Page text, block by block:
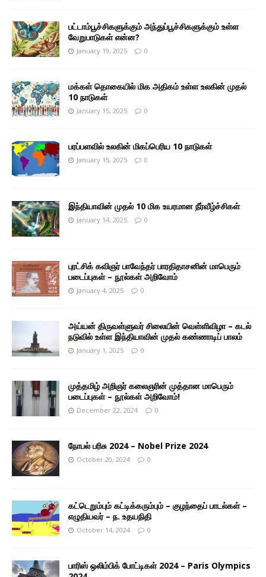
பட்டாம்பூச்சிகளுக்கும் அந்துப்பூச்சிகளுக்கும் உள்ள
வேறுபாடுகள் என்ன?
January 19, 2025 0
மக்கள் தொகையில் மிக அதிகம் உள்ள உலகின் முதல்
10 நாடுகள்
January 15, 2025 0
பரப்பளவில் உலகின் மிகப்பெரிய 10 நாடுகள்
January 15, 2025 0
இந்தியாவின் முதல் 10 மிக உயரமான நீர்வீழ்ச்சிகள்
January 14, 2025 0
புரட்சிக் கவிஞர் பாவேந்தர் பாரதிதாசனின் மாபெரும்
படைப்புகள் – நூல்கள் அறிவோம்
January 4, 2025 0
அய்யன் திருவள்ளுவர் சிலையின் வெள்ளிவிழா – கடல்
நடுவில் உள்ள இந்தியாவின் முதல் கண்ணாடிப் பாலம்
January 1, 2025 0
முத்தமிழ் அறிஞர் கலைஞரின் முத்தான மாபெரும்
படைப்புகள் – நூல்கள் அறிவோம்!
December 22, 2024 0
நோபல் பரிசு 2024 – Nobel Prize 2024
October 20, 2024 0
கட்டெறும்பும் கட்டிக்கரும்பும் – குழந்தைப் பாடல்கள் –
எழுதியவர் – ந. உதயநிதி
October 14, 2024 0
பாரிஸ் ஒலிம்பிக் போட்டிகள் 2024 – Paris Olympics